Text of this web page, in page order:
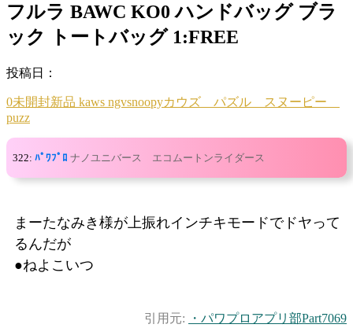
フルラ BAWC KO0 ハンドバッグ ブラ
ック トートバッグ 1:FREE
投稿日：
0未開封新品 kaws ngvsnoopyカウズ パズル スヌーピー
puzz
322: ﾊﾟﾜﾌﾟﾛ ナノユニバース エコムートンライダース
まーたなみき様が上振れインチキモードでドヤって
るんだが
●ねよこいつ
引用元: ・パワプロアプリ部Part7069